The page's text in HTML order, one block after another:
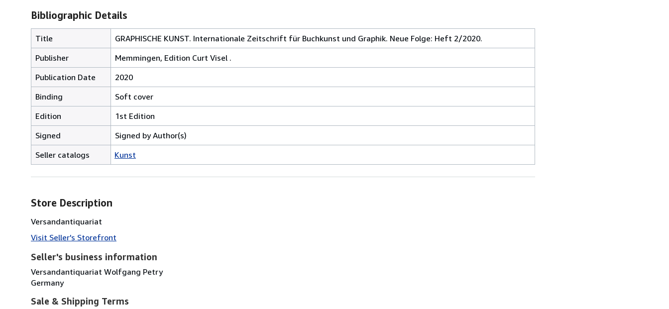
Bibliographic Details
Title
GRAPHISCHE KUNST. Internationale Zeitschrift für Buchkunst und Graphik. Neue Folge: Heft 2/2020.
Publisher
Memmingen, Edition Curt Visel .
Publication Date
2020
Binding
Soft cover
Edition
1st Edition
Signed
Signed by Author(s)
Seller catalogs
Kunst
Store Description
Versandantiquariat
Visit Seller's Storefront
Seller's business information
Versandantiquariat Wolfgang Petry
Germany
Sale & Shipping Terms